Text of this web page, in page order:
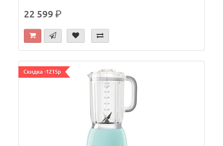
22 599р.
Скидка -1215р